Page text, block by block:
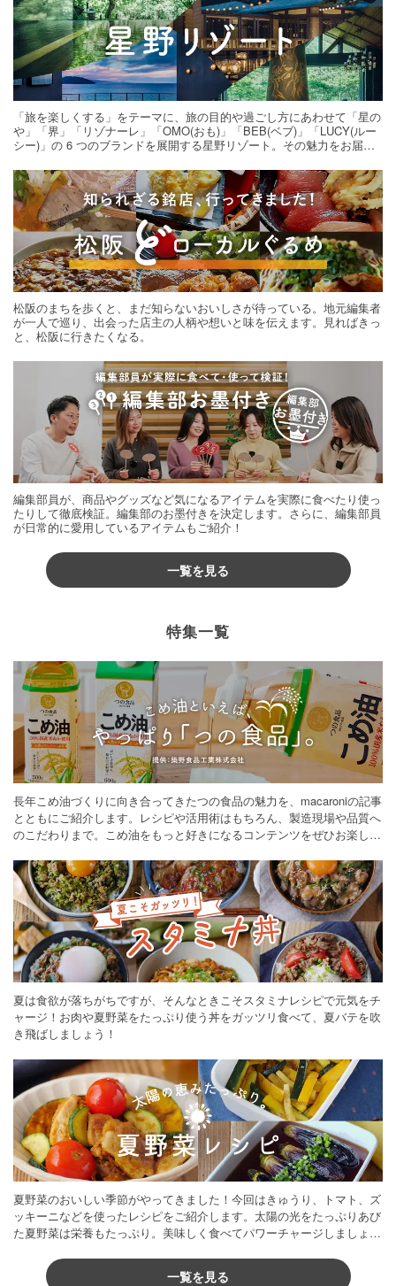
「旅を楽しくする」をテーマに、旅の目的や過ごし方にあわせて「星の
や」「界」「リゾナーレ」「OMO(おも)」「BEB(ベブ)」「LUCY(ルー
シー)」の 6 つのブランドを展開する星野リゾート。その魅力をお届け
松阪のまちを歩くと、まだ知らないおいしさが待っている。地元編集者
が一人で巡り、出会った店主の人柄や想いと味を伝えます。見ればきっ
と、松阪に行きたくなる。
編集部員が、商品やグッズなど気になるアイテムを実際に食べたり使っ
たりして徹底検証。編集部のお墨付きを決定します。さらに、編集部員
が日常的に愛用しているアイテムもご紹介！
一覧を見る
特集一覧
長年こめ油づくりに向き合ってきたつの食品の魅力を、macaroniの記事
とともにご紹介します。レシピや活用術はもちろん、製造現場や品質へ
のこだわりまで。こめ油をもっと好きになるコンテンツをぜひお楽しみ
夏は食欲が落ちがちですが、そんなときこそスタミナレシピで元気をチ
ャージ！お肉や夏野菜をたっぷり使う丼をガッツリ食べて、夏バテを吹
き飛ばしましょう！
夏野菜のおいしい季節がやってきました！今回はきゅうり、トマト、ズ
ッキーニなどを使ったレシピをご紹介します。太陽の光をたっぷりあび
た夏野菜は栄養もたっぷり。美味しく食べてパワーチャージしましょう
一覧を見る